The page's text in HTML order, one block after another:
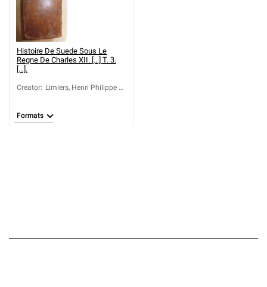
Histoire De Suede Sous Le
Regne De Charles XII. [...] T. 3.
[...].
Creator: Limiers, Henri Philippe de
Formats